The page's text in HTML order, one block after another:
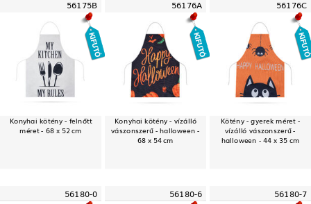
56175B
Konyhai kötény - felnőtt
méret - 68 x 52 cm
56176A
Konyhai kötény - vízálló
vászonszerű - halloween -
68 x 54 cm
56176C
Kötény - gyerek méret -
vízálló vászonszerű -
halloween - 44 x 35 cm
56180-0 56180-6 56180-7